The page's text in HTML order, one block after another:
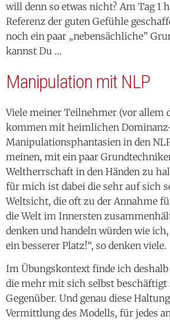
will denn so etwas nicht? Am Tag 1
Referenz der guten Gefühle
noch ein paar „nebensächliche”
kannst Du …
Manipulation mit NLP
Viele meiner Teilnehmer (vor allem
kommen mit heimlichen
Manipulationsphantasien in den
meinen, mit ein paar
Weltherrschaft in den Händen zu
für mich ist dabei die sehr auf sich
Weltsicht, die oft zu der Annahme
die Welt im Innersten
denken und handeln würden wie
ein besserer Platz!“, so denken viele.
Im Übungskontext finde ich
die mehr mit sich selbst
Gegenüber. Und genau diese
Vermittlung des Modells, für jedes